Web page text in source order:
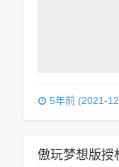
5年前 (2021-
傲玩梦想版授